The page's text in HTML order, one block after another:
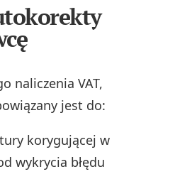
naliczenia VAT,
jest do:
korygującej w
wykrycia błędu